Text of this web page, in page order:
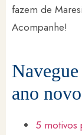
fazem de
Acompanhe!
ano
5 motivos